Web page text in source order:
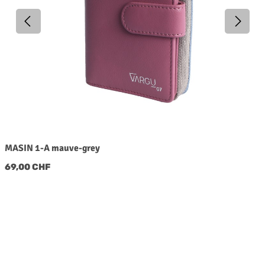
MASIN 1-A mauve-grey
Regulärer Preis:
69,00 CHF